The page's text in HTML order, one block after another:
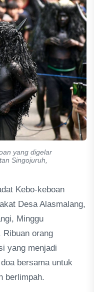
yang digelar
Singojuruh,
Kebo-keboan
Desa Alasmalang,
Minggu
Ribuan orang
yang menjadi
bersama untuk
berlimpah.